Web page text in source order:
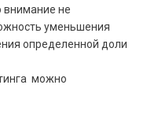
внимание не
уменьшения
определенной доли
можно